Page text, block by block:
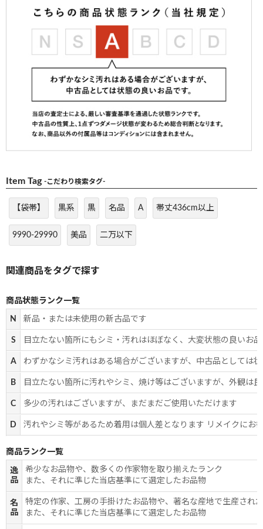
Item Tag -こだわり検索タグ-
【袋帯】 黒系 黒 名品 A 帯丈436cm以上
9990-29990 美品 二万以下
商品状態ランク一覧
N 新品・または未使用の新古品です
S 目立たない箇所にもシミ・汚れはほぼなく、大変状態の良いお
A わずかなシミ汚れはある場合がございますが、中古品としては
B 目立たない箇所に汚れやシミ、焼け等はございますが、外観は
C 多少の汚れはございますが、まだまだご使用いただけます
D 汚れやシミ等があるため着用は個人差となります リメイクにお
商品ランク一覧
逸
品
希少なお品物や、数多くの作家物を取り揃えたランク
また、それに準じた当店基準にて選定したお品物
名
品
特定の作家、工房の手掛けたお品物や、著名な産地で生産され
また、それに準じた当店基準にて選定したお品物